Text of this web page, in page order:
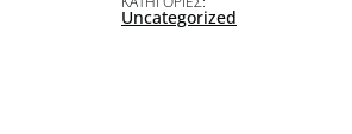
Uncategorized